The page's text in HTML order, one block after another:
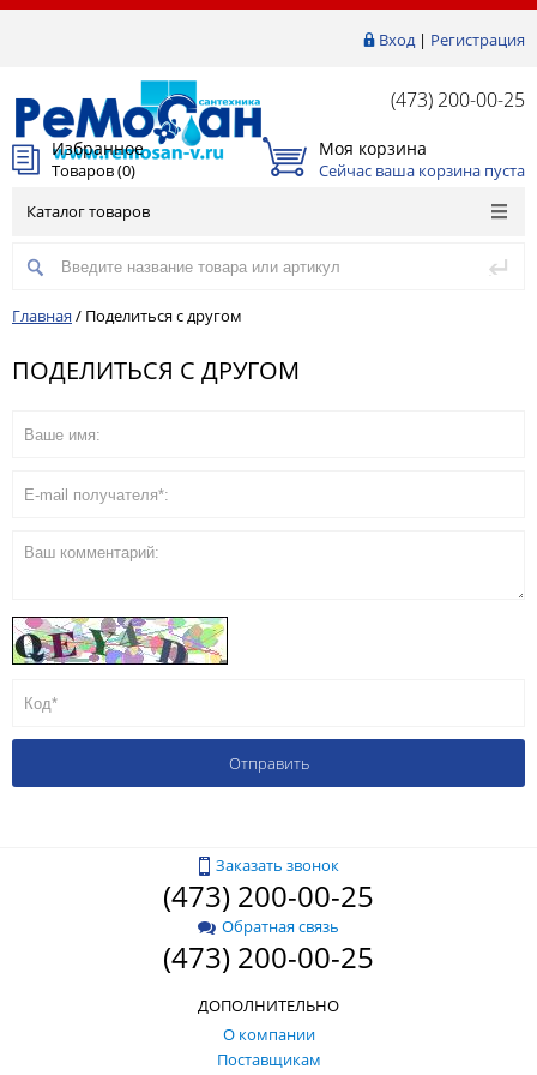
Вход| Регистрация
(473) 200-00-25
Избранное
Товаров (0)
Моя корзина
Сейчас ваша корзина пуста
Каталог товаров
Главная / Поделиться с другом
ПОДЕЛИТЬСЯ С ДРУГОМ
Заказать звонок
(473) 200-00-25
Обратная связь
(473) 200-00-25
ДОПОЛНИТЕЛЬНО
О компании
Поставщикам